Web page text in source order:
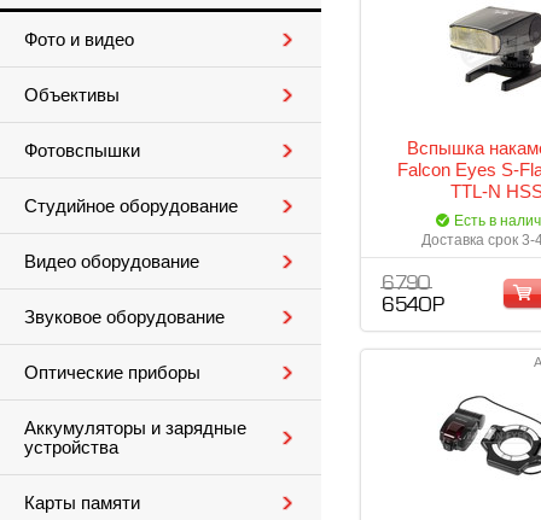
Фото и видео
Объективы
Фотовспышки
Студийное оборудование
Видео оборудование
Звуковое оборудование
Оптические приборы
Аккумуляторы и зарядные
устройства
Карты памяти
Вспышка
Falcon Eyes S-
TTL-N
Есть в
Доставка срок 3-
6 790
6 540 Р